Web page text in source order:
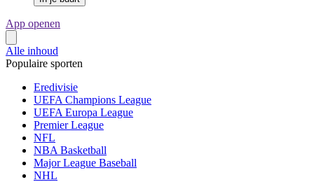
App openen
Alle inhoud
Populaire sporten
Eredivisie
UEFA Champions League
UEFA Europa League
Premier League
NFL
NBA Basketball
Major League Baseball
NHL